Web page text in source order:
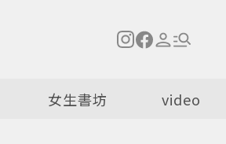
女生書坊 video